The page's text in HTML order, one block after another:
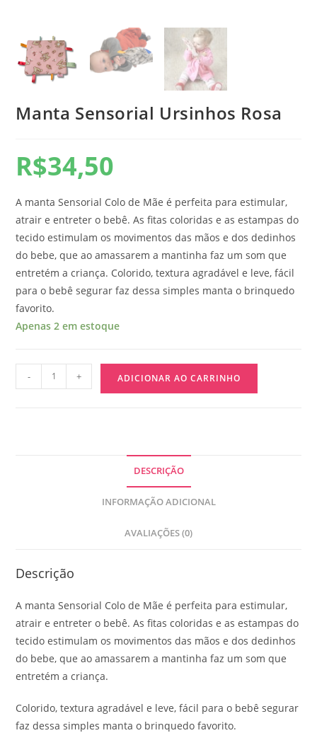
Manta Sensorial Ursinhos Rosa
R$34,50
A manta Sensorial Colo de Mãe é perfeita para estimular,
atrair e entreter o bebê. As fitas coloridas e as estampas do
tecido estimulam os movimentos das mãos e dos dedinhos
do bebe, que ao amassarem a mantinha faz um som que
entretém a criança. Colorido, textura agradável e leve, fácil
para o bebê segurar faz dessa simples manta o brinquedo
favorito.
Apenas 2 em estoque
- + ADICIONAR AO CARRINHO
DESCRIÇÃO
INFORMAÇÃO ADICIONAL
AVALIAÇÕES (0)
Descrição
A manta Sensorial Colo de Mãe é perfeita para estimular,
atrair e entreter o bebê. As fitas coloridas e as estampas do
tecido estimulam os movimentos das mãos e dos dedinhos
do bebe, que ao amassarem a mantinha faz um som que
entretém a criança.
Colorido, textura agradável e leve, fácil para o bebê segurar
faz dessa simples manta o brinquedo favorito.